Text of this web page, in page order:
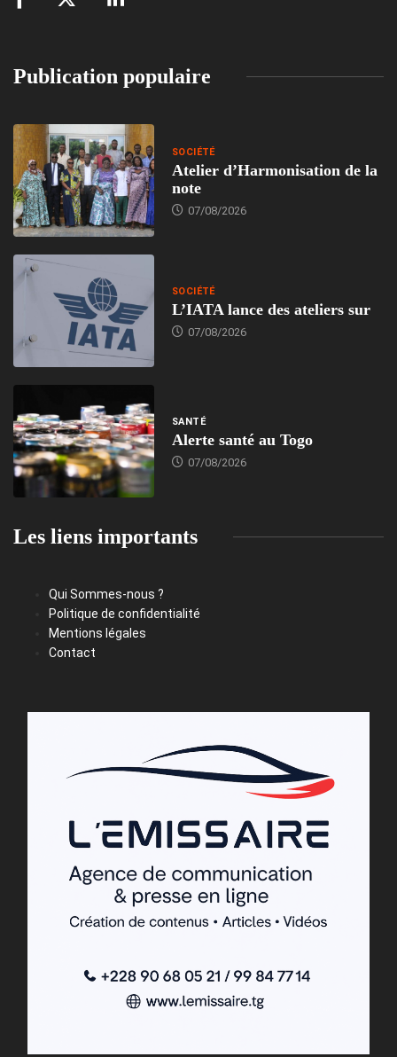
Publication populaire
SOCIÉTÉ
Atelier d’Harmonisation de la
note
07/08/2026
SOCIÉTÉ
L’IATA lance des ateliers sur
07/08/2026
SANTÉ
Alerte santé au Togo
07/08/2026
Les liens importants
Qui Sommes-nous ?
Politique de confidentialité
Mentions légales
Contact